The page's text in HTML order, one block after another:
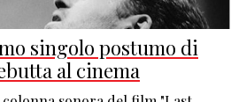
singolo postumo di
al cinema